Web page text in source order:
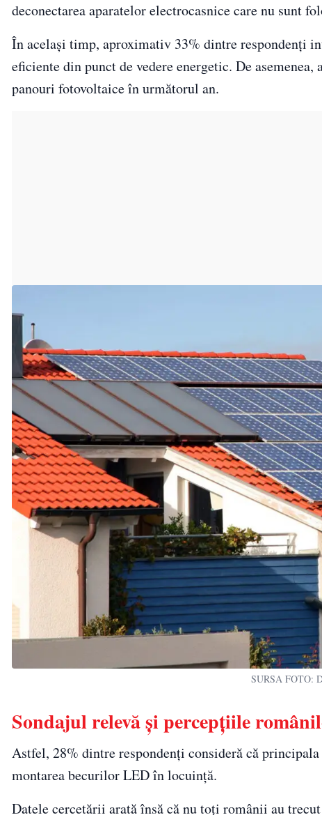
deconectarea aparatelor electrocasnice care nu sunt
În același timp, aproximativ 33% dintre respondenți
eficiente din punct de vedere energetic. De
panouri fotovoltaice în următorul an.
SURSA FOTO:
Sondajul relevă și percepțiile
Astfel, 28% dintre respondenți consideră că
montarea becurilor LED în locuință.
Datele cercetării arată însă că nu toți românii au